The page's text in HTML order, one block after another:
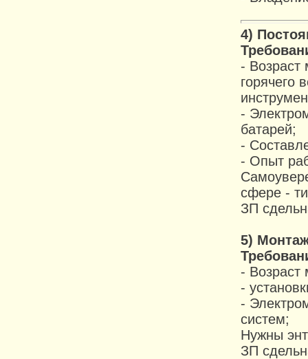
4)
- Возраст
горячего
-
батарей;
-
- Опыт
сфере -
ЗП
5)
-
-
-
систем;
Нужны
ЗП